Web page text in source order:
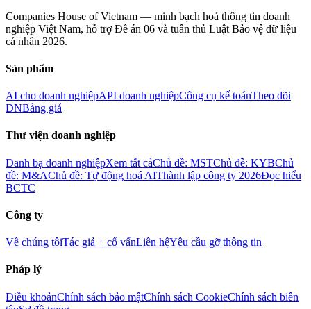
Companies House of Vietnam — minh bạch hoá thông tin doanh
nghiệp Việt Nam, hỗ trợ Đề án 06 và tuân thủ Luật Bảo vệ dữ liệu
cá nhân 2026.
Sản phẩm
AI cho doanh nghiệpAPI doanh nghiệpCông cụ kế toánTheo dõi
DNBảng giá
Thư viện doanh nghiệp
Danh bạ doanh nghiệpXem tất cảChủ đề: MSTChủ đề: KYBChủ
đề: M&AChủ đề: Tự động hoá AIThành lập công ty 2026Đọc hiểu
BCTC
Công ty
Về chúng tôiTác giả + cố vấnLiên hệYêu cầu gỡ thông tin
Pháp lý
Điều khoảnChính sách bảo mậtChính sách CookieChính sách biên